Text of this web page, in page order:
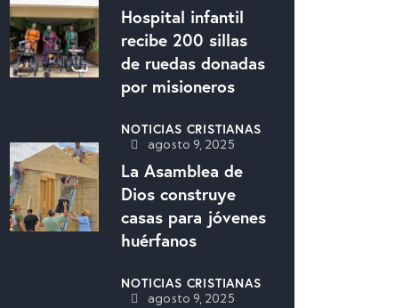
Hospital infantil
recibe 200 sillas
de ruedas donadas
por misioneros
NOTICIAS CRISTIANAS
agosto 9, 2025
La Asamblea de
Dios construye
casas para jóvenes
huérfanos
NOTICIAS CRISTIANAS
agosto 9, 2025